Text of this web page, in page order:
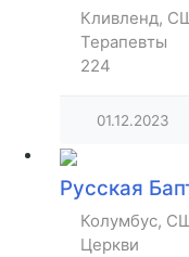
Кливленд,
Терапевты
224
01.12.2023
Русская
Колумбус,
Церкви